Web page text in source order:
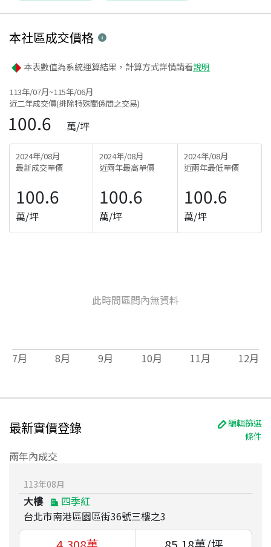
本社區成交價格
本表數值為系統運算結果，計算方式詳情請看說明
113年/07月~115年/06月
近二年成交價(排除特殊關係間之交易)
100.6 萬/坪
2024年/08月
最新成交單價
100.6
萬/坪
2024年/08月
近兩年最高單價
100.6
萬/坪
2024年/08月
近兩年最低單價
100.6
萬/坪
此時間區間內無資料
7月 8月 9月 10月 11月 12月
最新實價登錄
編輯篩選
條件
兩年內成交
113年08月
大樓
四季紅
台北市南港區園區街36號三樓之3